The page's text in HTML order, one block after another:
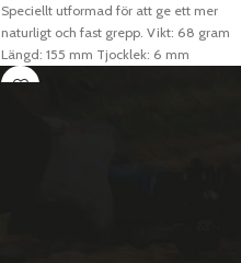
Speciellt utformad för att ge ett mer
naturligt och fast grepp. Vikt: 68 gram
Längd: 155 mm Tjocklek: 6 mm
Material: Plast Mönstring: Medium